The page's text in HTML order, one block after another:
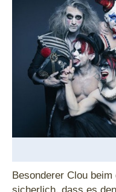
Besonderer Clou